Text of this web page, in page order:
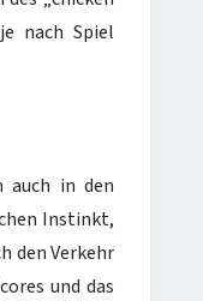
nach Spiel
auch in den
Instinkt,
den Verkehr
und das